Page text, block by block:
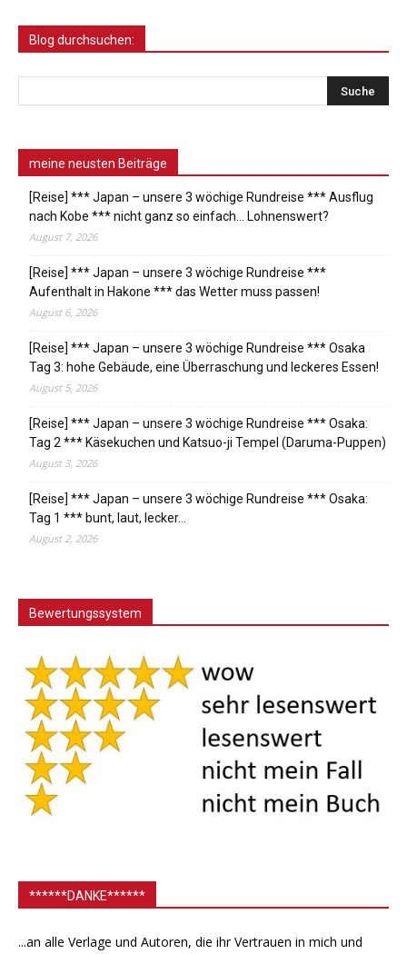
Blog durchsuchen:
meine neusten Beiträge
[Reise] *** Japan – unsere 3 wöchige Rundreise *** Ausflug
nach Kobe *** nicht ganz so einfach… Lohnenswert?
August 7, 2026
[Reise] *** Japan – unsere 3 wöchige Rundreise ***
Aufenthalt in Hakone *** das Wetter muss passen!
August 6, 2026
[Reise] *** Japan – unsere 3 wöchige Rundreise *** Osaka
Tag 3: hohe Gebäude, eine Überraschung und leckeres Essen!
August 5, 2026
[Reise] *** Japan – unsere 3 wöchige Rundreise *** Osaka:
Tag 2 *** Käsekuchen und Katsuo-ji Tempel (Daruma-Puppen)
August 3, 2026
[Reise] *** Japan – unsere 3 wöchige Rundreise *** Osaka:
Tag 1 *** bunt, laut, lecker…
August 2, 2026
Bewertungssystem
******DANKE******
...an alle Verlage und Autoren, die ihr Vertrauen in mich und